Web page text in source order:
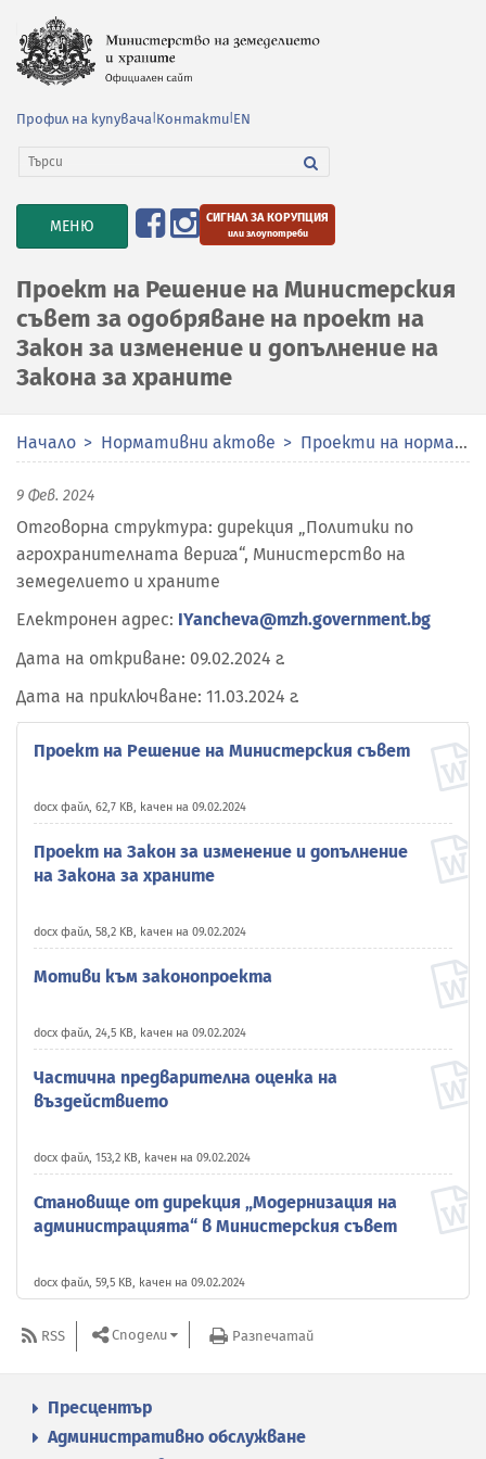
Профил на купувача Контакти EN
TOGGLE
NAVIGATION
МЕНЮ СИГНАЛ ЗА КОРУПЦИЯ
или злоупотреби
Проект на Решение на Министерския
съвет за одобряване на проект на
Закон за изменение и допълнение на
Закона за храните
Начало Нормативни актове Проекти на нормативни актове
9 Фев. 2024
Отговорна структура: дирекция „Политики по
агрохранителната верига“, Министерство на
земеделието и храните
Електронен адрес: IYancheva@mzh.government.bg
Дата на откриване: 09.02.2024 г.
Дата на приключване: 11.03.2024 г.
Проект на Решение на Министерския съвет
docx файл, 62,7 KB, качен на 09.02.2024
Проект на Закон за изменение и допълнение
на Закона за храните
docx файл, 58,2 KB, качен на 09.02.2024
Мотиви към законопроекта
docx файл, 24,5 KB, качен на 09.02.2024
Частична предварителна оценка на
въздействието
docx файл, 153,2 KB, качен на 09.02.2024
Становище от дирекция „Модернизация на
администрацията“ в Министерския съвет
docx файл, 59,5 KB, качен на 09.02.2024
RSS Сподели Разпечатай
Пресцентър
Административно обслужване